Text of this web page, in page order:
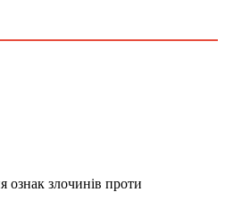
ознак злочинів проти